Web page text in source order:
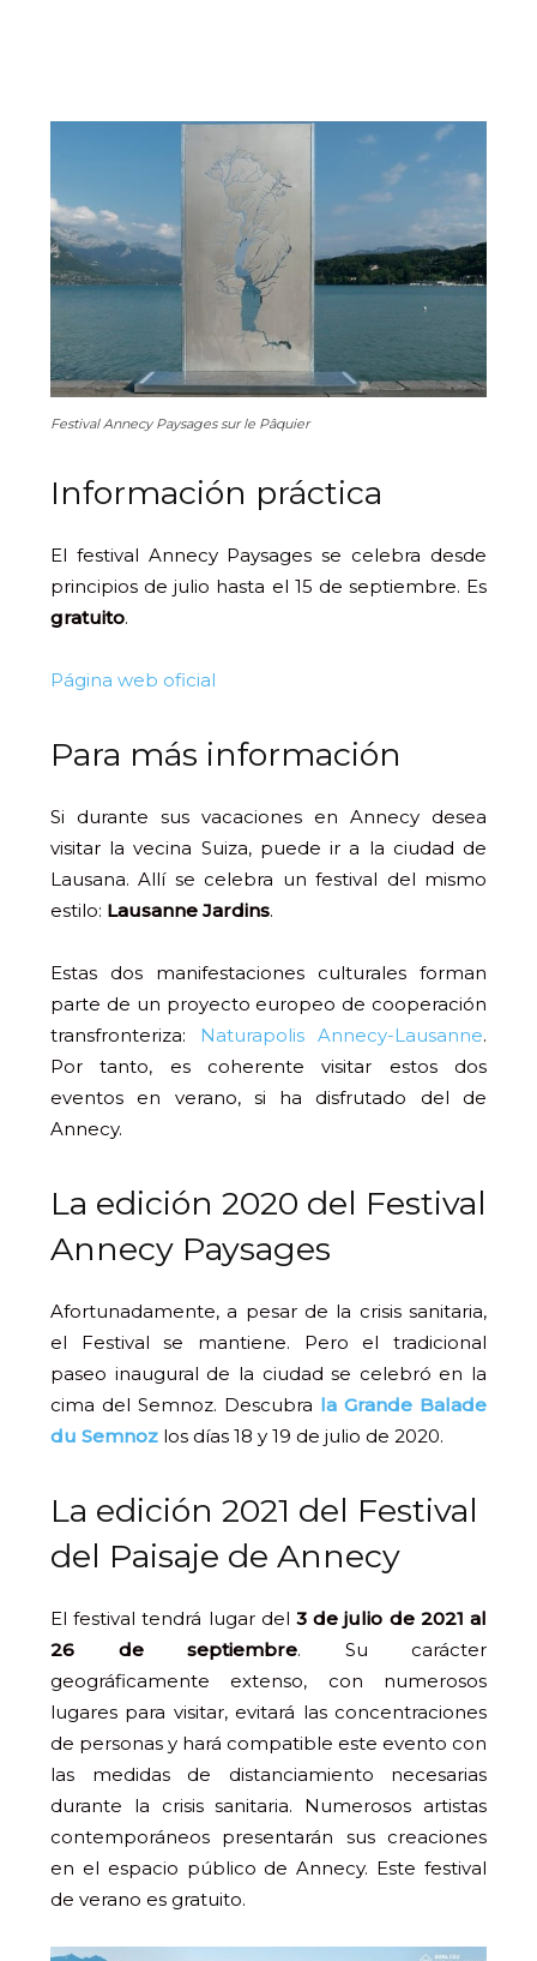
Festival Annecy Paysages sur le Pâquier
Información práctica
El festival Annecy Paysages se celebra desde
principios de julio hasta el 15 de septiembre. Es
gratuito.
Página web oficial
Para más información
Si durante sus vacaciones en Annecy desea
visitar la vecina Suiza, puede ir a la ciudad de
Lausana. Allí se celebra un festival del mismo
estilo: Lausanne Jardins.
Estas dos manifestaciones culturales forman
parte de un proyecto europeo de cooperación
transfronteriza:
Naturapolis Annecy-Lausanne.
Por tanto, es coherente visitar estos dos
eventos en verano, si ha disfrutado del de
Annecy.
La edición 2020 del Festival
Annecy Paysages
Afortunadamente, a pesar de la crisis sanitaria,
el Festival se mantiene. Pero el tradicional
paseo inaugural de la ciudad se celebró en la
cima del Semnoz. Descubra la Grande Balade
du Semnoz los días 18 y 19 de julio de 2020.
La edición 2021 del Festival
del Paisaje de Annecy
El festival tendrá lugar del 3 de julio de 2021 al
26 de septiembre. Su carácter
geográficamente extenso, con numerosos
lugares para visitar, evitará las concentraciones
de personas y hará compatible este evento con
las medidas de distanciamiento necesarias
durante la crisis sanitaria. Numerosos artistas
contemporáneos presentarán sus creaciones
en el espacio público de Annecy. Este festival
de verano es gratuito.